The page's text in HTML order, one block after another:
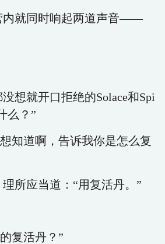
内就同时响起两道声音——
想就开口拒绝的Solace和Spi
么？”
知道啊，告诉我你是怎么复
所应当道：“用复活丹。”
复活丹？”